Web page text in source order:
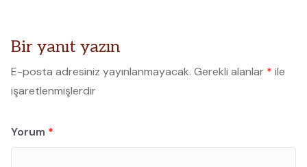
Bir yanıt yazın
E-posta adresiniz yayınlanmayacak. Gerekli alanlar * ile
işaretlenmişlerdir
Yorum *